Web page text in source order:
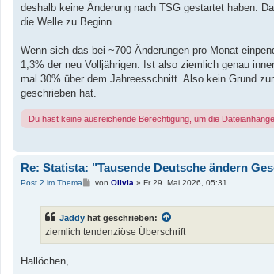
deshalb keine Änderung nach TSG gestartet haben.
die Welle zu Beginn.
Wenn sich das bei ~700 Änderungen pro Monat
1,3% der neu Volljährigen. Ist also ziemlich genau
mal 30% über dem Jahreesschnitt. Also kein Grund
geschrieben hat.
Du hast keine ausreichende Berechtigung, um die
Re: Statista: "Tausende Deutsche ändern
Post 2 im Thema
B
r
a
von Olivia » Fr 29. Mai 2026, 05:31
Jaddy hat geschrieben:
ziemlich tendenziöse Überschrift
Hallöchen,